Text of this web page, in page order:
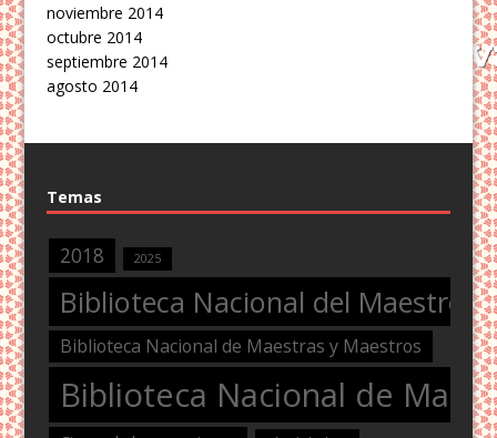
noviembre 2014
octubre 2014
septiembre 2014
agosto 2014
Temas
2018 2025
Biblioteca Nacional del Maestro
Biblioteca Nacional de Maestras y Maestros
Biblioteca Nacional de